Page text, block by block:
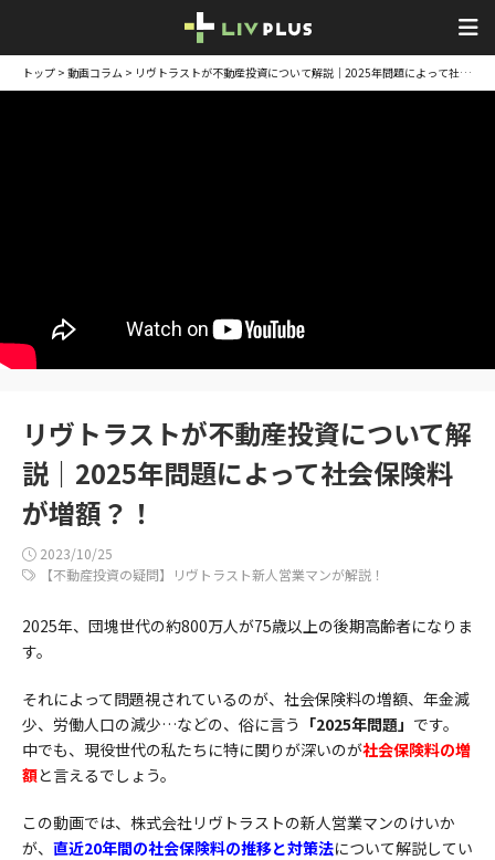
トップ > 動画コラム > リヴトラストが不動産投資について解説｜2025年問題によって社会保険料が増額？！
リヴトラストが不動産投資について解
説｜2025年問題によって社会保険料
が増額？！
2023/10/25
【不動産投資の疑問】リヴトラスト新人営業マンが解説！
2025年、団塊世代の約800万人が75歳以上の後期高齢者になりま
す。
それによって問題視されているのが、社会保険料の増額、年金減
少、労働人口の減少…などの、俗に言う 「2025年問題」 です。
中でも、現役世代の私たちに特に関りが深いのが社会保険料の増
額と言えるでしょう。
この動画では、株式会社リヴトラストの新人営業マンのけいか
が、 直近20年間の社会保険料の推移と対策法について解説してい